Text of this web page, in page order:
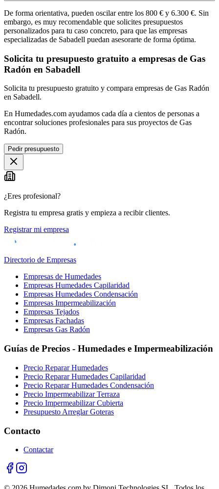
De forma orientativa, pueden oscilar entre los 800 € y 6.300 €. Sin
embargo, es muy recomendable que solicites presupuestos
personalizados para tu caso concreto, para que las empresas
especializadas de Sabadell puedan asesorarte de forma óptima.
Solicita tu presupuesto gratuito a empresas de Gas
Radón en Sabadell
Solicita tu presupuesto gratuito y compara empresas de Gas Radón
en Sabadell.
En Humedades.com ayudamos cada día a cientos de personas a
encontrar soluciones profesionales para sus proyectos de Gas
Radón.
Pedir presupuesto
¿Eres profesional?
Registra tu empresa gratis y empieza a recibir clientes.
Registrar mi empresa
Directorio de Empresas
Empresas de Humedades
Empresas Humedades Capilaridad
Empresas Humedades Condensación
Empresas Impermeabilización
Empresas Tejados
Empresas Fachadas
Empresas Gas Radón
Guías de Precios - Humedades e Impermeabilización
Precio Reparar Humedades
Precio Reparar Humedades Capilaridad
Precio Reparar Humedades Condensación
Precio Impermeabilizar Terraza
Precio Impermeabilizar Cubierta
Presupuesto Arreglar Goteras
Contacto
Contactar